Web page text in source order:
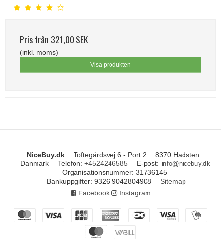
Pris från 321,00 SEK
(inkl. moms)
Visa produkten
NiceBuy.dk Toftegårdsvej 6 - Port 2
8370 Hadsten
Danmark
Telefon: +4524246585 E-post:
Organisationsnummer: 31736145
Bankuppgifter: 9326 9042804908
Sitemap
Facebook
Instagram